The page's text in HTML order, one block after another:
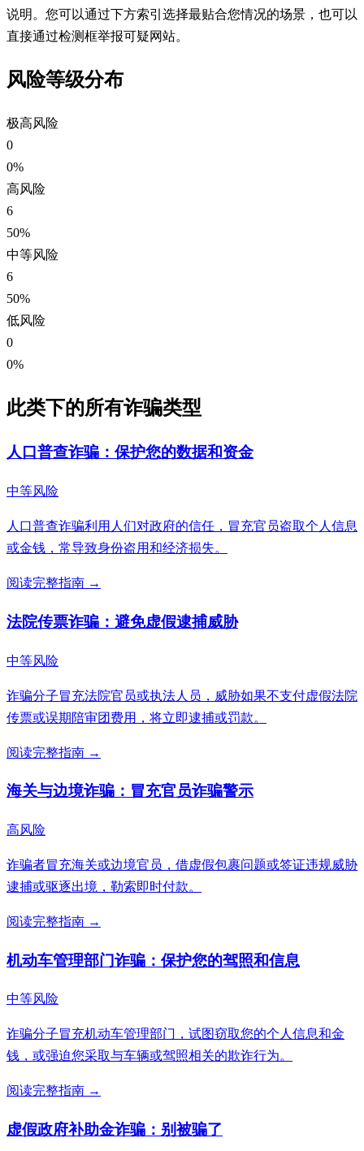
说明。您可以通过下方索引选择最贴合您情况的场景，也可以
直接通过检测框举报可疑网站。
风险等级分布
极高风险
0
0%
高风险
6
50%
中等风险
6
50%
低风险
0
0%
此类下的所有诈骗类型
人口普查诈骗：保护您的数据和资金
中等风险
人口普查诈骗利用人们对政府的信任，冒充官员盗取个人信息
或金钱，常导致身份盗用和经济损失。
阅读完整指南 →
法院传票诈骗：避免虚假逮捕威胁
中等风险
诈骗分子冒充法院官员或执法人员，威胁如果不支付虚假法院
传票或误期陪审团费用，将立即逮捕或罚款。
阅读完整指南 →
海关与边境诈骗：冒充官员诈骗警示
高风险
诈骗者冒充海关或边境官员，借虚假包裹问题或签证违规威胁
逮捕或驱逐出境，勒索即时付款。
阅读完整指南 →
机动车管理部门诈骗：保护您的驾照和信息
中等风险
诈骗分子冒充机动车管理部门，试图窃取您的个人信息和金
钱，或强迫您采取与车辆或驾照相关的欺诈行为。
阅读完整指南 →
虚假政府补助金诈骗：别被骗了